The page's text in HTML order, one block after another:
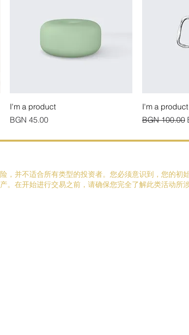
I'm a product
價格
BGN 45.00
I'm a product
一般價格
BGN 100.00
，并不适合所有类型的投资者。您必须意识到，您的初
。在开始进行交易之前，请确保您完全了解此类活动所涉